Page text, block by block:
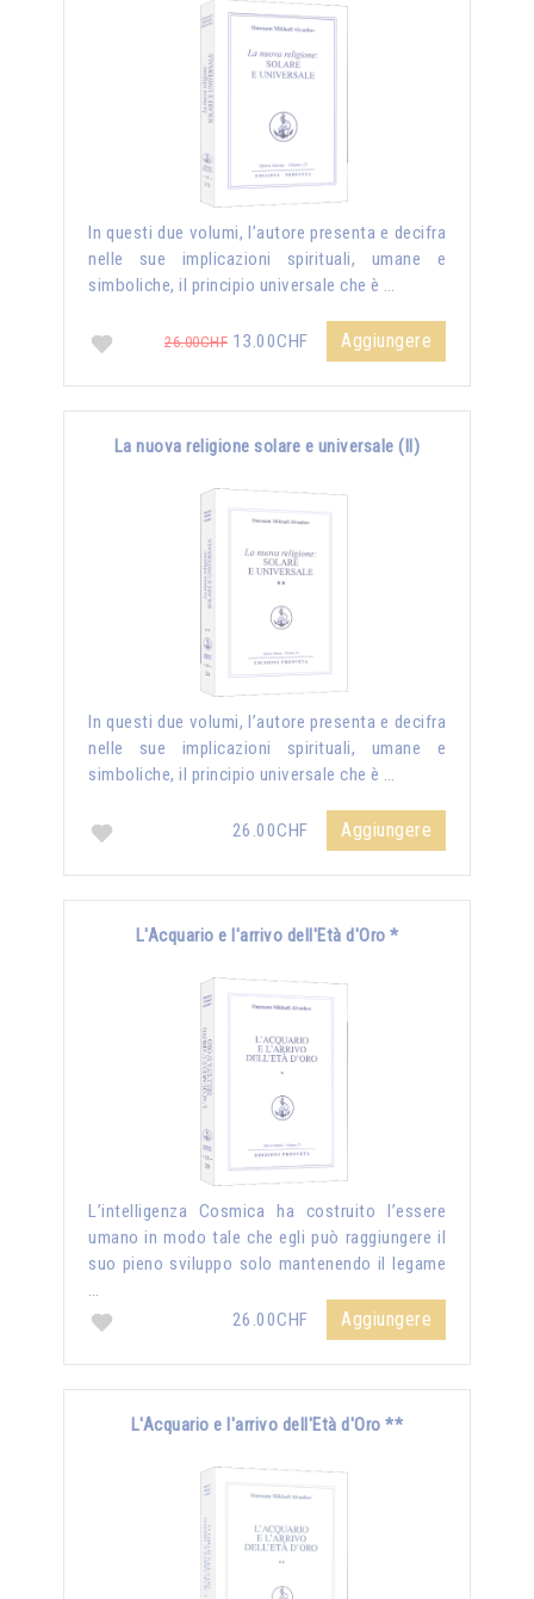
In questi due volumi, l’autore presenta e decifra
nelle sue implicazioni spirituali, umane e
simboliche, il principio universale che è …
26.00CHF 13.00CHF Aggiungere
La nuova religione solare e universale (II)
In questi due volumi, l’autore presenta e decifra
nelle sue implicazioni spirituali, umane e
simboliche, il principio universale che è …
26.00CHF Aggiungere
L'Acquario e l'arrivo dell'Età d'Oro *
L’intelligenza Cosmica ha costruito l’essere
umano in modo tale che egli può raggiungere il
suo pieno sviluppo solo mantenendo il legame
…
26.00CHF
Aggiungere
L'Acquario e l'arrivo dell'Età d'Oro **